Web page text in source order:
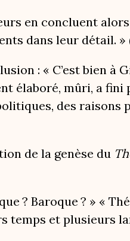
en concluent
dans leur détail. »
: « C’est bien à
élaboré, mûri, a fini
des raisons
de la genèse du
? Baroque ? » «
temps et plusieurs